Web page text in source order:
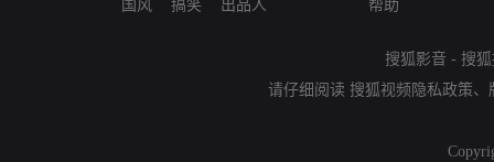
国风
搞笑
出品人
帮助
搜狐影音 - 搜
请仔细阅读 搜狐视频隐私政策、